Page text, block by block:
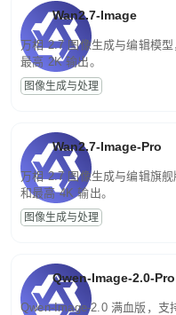
Wan2.7-Image
万相 2.7 图像生成与编辑模
最高 2K 输出。
图像生成与处理
Wan2.7-Image-Pro
万相 2.7 图像生成与编辑旗
和最高 4K 输出。
图像生成与处理
Qwen-Image-2.0-Pro
Qwen-Image-2.0 满血版，支